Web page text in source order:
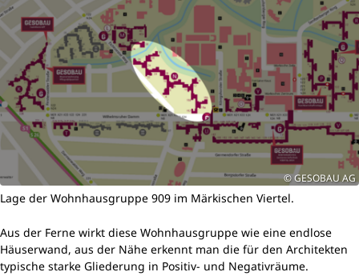
GESOBAU AG
Lage der Wohnhausgruppe 909 im Märkischen Viertel.
Aus der Ferne wirkt diese Wohnhausgruppe wie eine endlose
Häuserwand, aus der Nähe erkennt man die für den Architekten
typische starke Gliederung in Positiv- und Negativräume.